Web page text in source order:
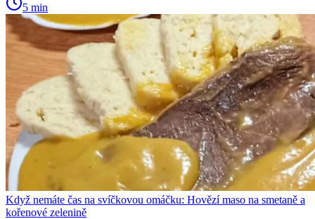
5 min
Když nemáte čas na svíčkovou omáčku: Hovězí maso na smetaně a
kořenové zelenině